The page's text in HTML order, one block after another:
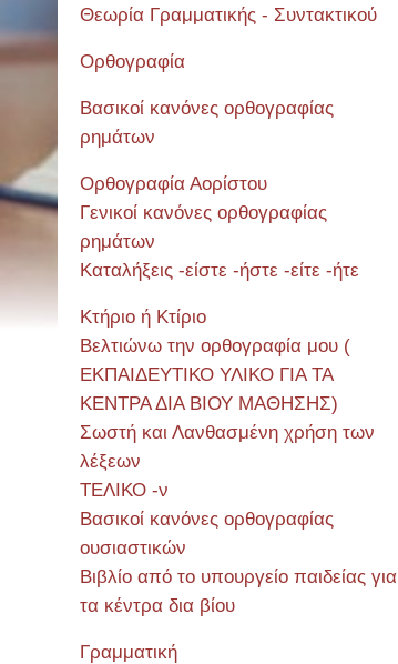
Θεωρία Γραμματικής - Συντακτικού
Ορθογραφία
Βασικοί κανόνες ορθογραφίας
ρημάτων
Ορθογραφία Αορίστου
Γενικοί κανόνες ορθογραφίας
ρημάτων
Καταλήξεις -είστε -ήστε -είτε -ήτε
Κτήριο ή Κτίριο
Βελτιώνω την ορθογραφία μου (
ΕΚΠΑΙΔΕΥΤΙΚΟ ΥΛΙΚΟ ΓΙΑ ΤΑ
ΚΕΝΤΡΑ ΔΙΑ ΒΙΟΥ ΜΑΘΗΣΗΣ)
Σωστή και Λανθασμένη χρήση των
λέξεων
ΤΕΛΙΚΟ -ν
Βασικοί κανόνες ορθογραφίας
ουσιαστικών
Βιβλίο από το υπουργείο παιδείας για
τα κέντρα δια βίου
Γραμματική